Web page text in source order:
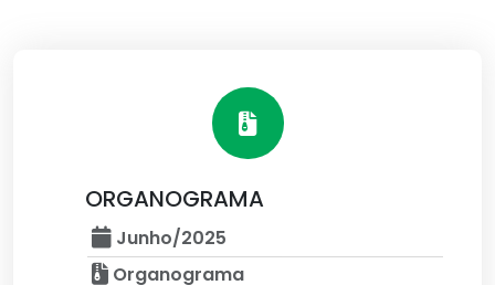
ORGANOGRAMA
Junho/2025
Organograma